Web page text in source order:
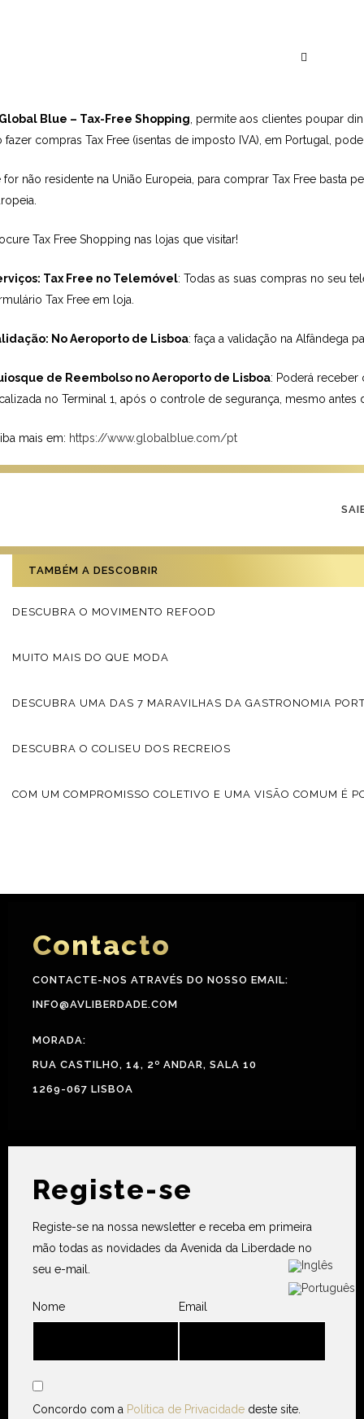
Blue – Tax-Free Shopping , permite aos clientes poupar
fazer compras Tax Free (isentas de imposto IVA), em Portugal,
for não residente na União Europeia, para comprar Tax Free basta
Tax Free Shopping nas lojas que visitar!
Tax Free no Telemóvel: Todas as suas compras no seu
Tax Free em loja.
No Aeroporto de Lisboa: faça a validação na Alfândega
de Reembolso no Aeroporto de Lisboa: Poderá receber
no Terminal 1, após o controle de segurança, mesmo antes
mais em: https://www.globalblue.com/pt
TAMBÉM A DESCOBRIR
DESCUBRA O MOVIMENTO REFOOD
MUITO MAIS DO QUE MODA
DESCUBRA UMA DAS 7 MARAVILHAS DA GASTRONOMIA
DESCUBRA O COLISEU DOS RECREIOS
COM UM COMPROMISSO COLETIVO E UMA VISÃO COMUM É
Contacto
CONTACTE-NOS ATRAVÉS DO NOSSO EMAIL:
INFO@AVLIBERDADE.COM
MORADA:
RUA CASTILHO, 14, 2º ANDAR, SALA 10
1269-067 LISBOA
Registe-se
Registe-se na nossa newsletter e receba em primeira
mão todas as novidades da Avenida da Liberdade no
seu e-mail.
Nome Email
Concordo com a Política de Privacidade deste site.